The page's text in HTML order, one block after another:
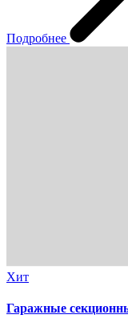
Подробнее
Хит
Гаражные